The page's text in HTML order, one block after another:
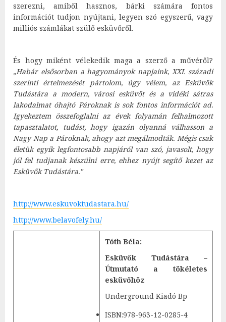
szerezni, amiből hasznos, bárki számára fontos
információt tudjon nyújtani, legyen szó egyszerű, vagy
milliós számlákat szülő esküvőről.
És hogy miként vélekedik maga a szerző a művéről?
„Habár elsősorban a hagyományok napjaink, XXI. századi
szerinti értelmezését pártolom, úgy vélem, az Esküvők
Tudástára a modern, városi esküvőt és a vidéki sátras
lakodalmat óhajtó Pároknak is sok fontos információt ad.
Igyekeztem összefoglalni az évek folyamán felhalmozott
tapasztalatot, tudást, hogy igazán olyanná válhasson a
Nagy Nap a Pároknak, ahogy azt megálmodták. Mégis csak
életük egyik legfontosabb napjáról van szó, javasolt, hogy
jól fel tudjanak készülni erre, ehhez nyújt segítő kezet az
Esküvők Tudástára."
http://www.eskuvoktudastara.hu/
http://www.belavofely.hu/
Tóth Béla:
Esküvők Tudástára –
Útmutató a tökéletes
esküvőhöz
Underground Kiadó Bp
ISBN:978-963-12-0285-4